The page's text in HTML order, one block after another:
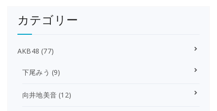
カテゴリー
AKB48 (77)
下尾みう (9)
向井地美音 (12)